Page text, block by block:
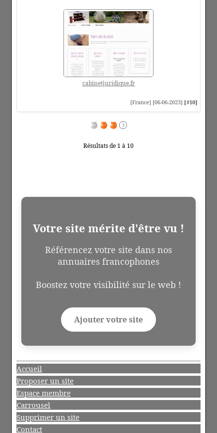
cabinetjuridique.fr
[France] [06-06-2023] [#10]
Résultats de 1 à 10
Votre site mérite d'être vu !
Référencez votre site dans nos
annuaires francophones
Boostez votre visibilité sur le web !
Ajouter votre site
Accueil
Proposer un site
Espace membre
Carrousel
Supprimer un site
Contact